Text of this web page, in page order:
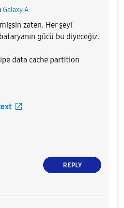
Galaxy A
zaten. Her şeyi
gücü bu diyeceğiz.
data cache partition
REPLY